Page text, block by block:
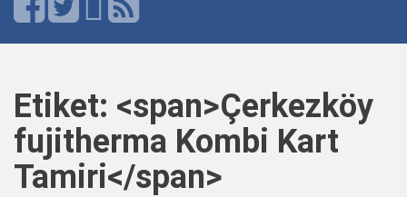
Etiket: <span>Çerkezköy
fujitherma Kombi Kart
Tamiri</span>